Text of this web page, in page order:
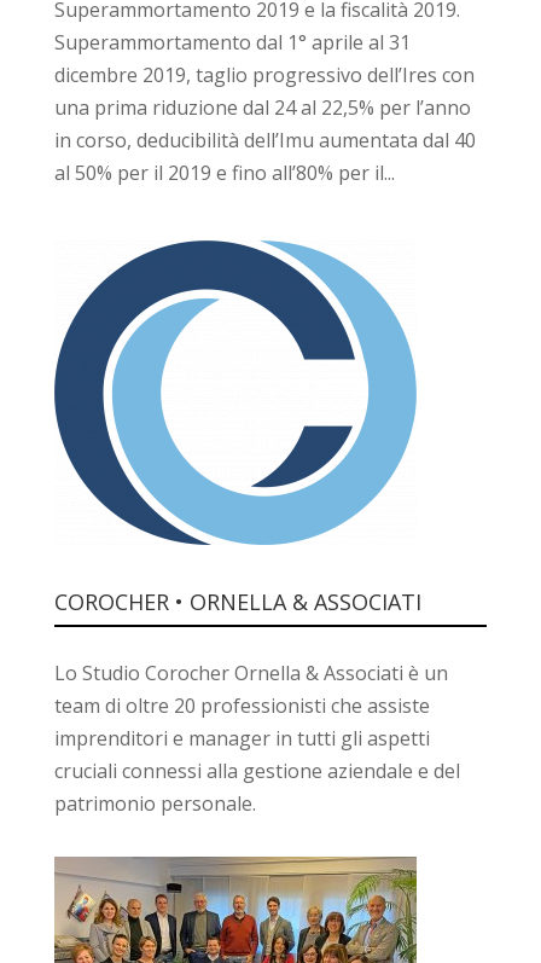
Superammortamento 2019 e la fiscalità 2019.
Superammortamento dal 1° aprile al 31
dicembre 2019, taglio progressivo dell’Ires con
una prima riduzione dal 24 al 22,5% per l’anno
in corso, deducibilità dell’Imu aumentata dal 40
al 50% per il 2019 e fino all’80% per il...
COROCHER • ORNELLA & ASSOCIATI
Lo Studio Corocher Ornella & Associati è un
team di oltre 20 professionisti che assiste
imprenditori e manager in tutti gli aspetti
cruciali connessi alla gestione aziendale e del
patrimonio personale.